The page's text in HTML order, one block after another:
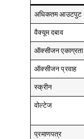
अधिकतम आउटपुट
वैक्यूम दबाव
ऑक्सीजन एकाग्रता
ऑक्सीजन प्रवाह
स्क्रीन
वोल्टेज
प्रमाणपत्र